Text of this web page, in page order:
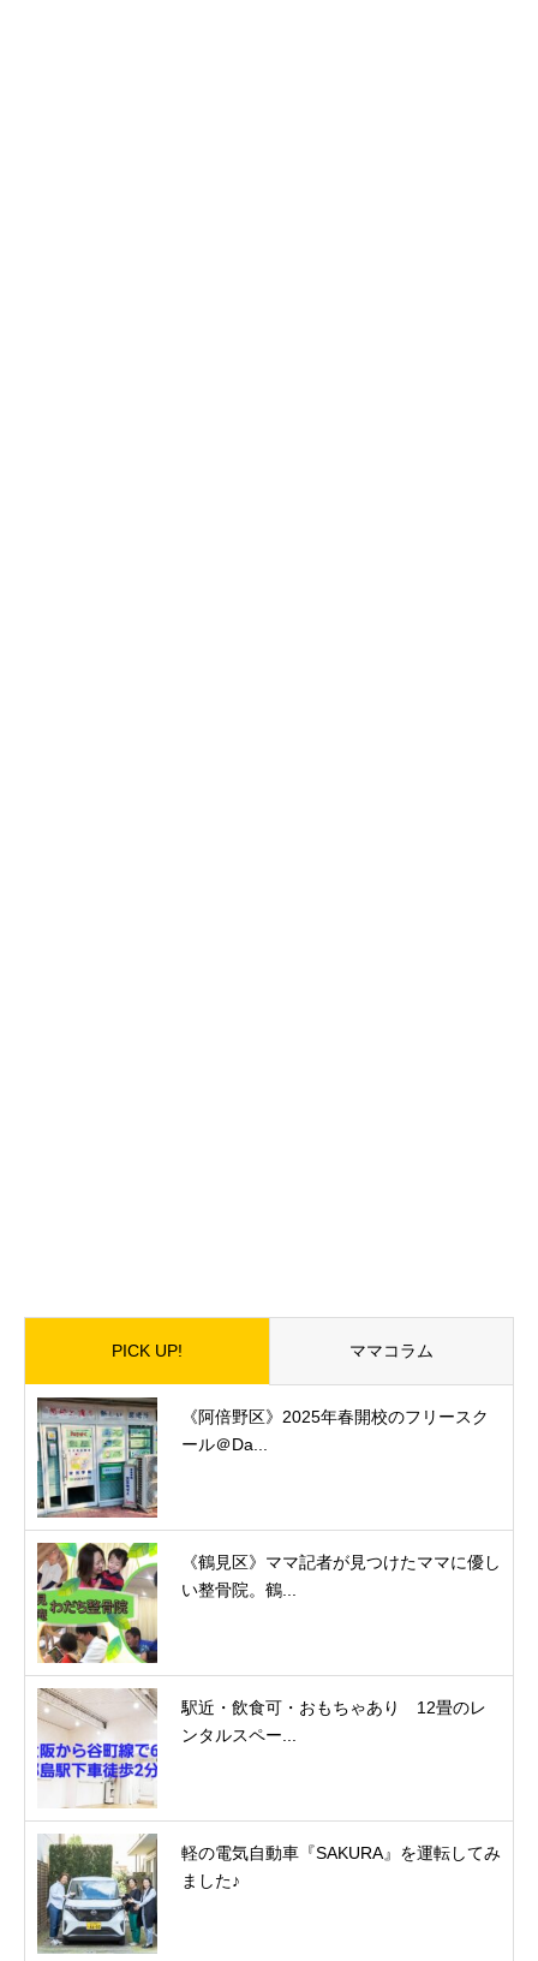
PICK UP! ママコラム
《阿倍野区》2025年春開校のフリースク
ール＠Da...
《鶴見区》ママ記者が見つけたママに優し
い整骨院。鶴...
駅近・飲食可・おもちゃあり 12畳のレ
ンタルスペー...
軽の電気自動車『SAKURA』を運転してみ
ました♪